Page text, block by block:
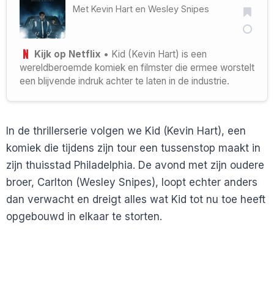
Met Kevin Hart en Wesley Snipes
Kijk op Netflix • Kid (Kevin Hart) is een
wereldberoemde komiek en filmster die ermee worstelt
een blijvende indruk achter te laten in de industrie.
In de thrillerserie volgen we Kid (Kevin Hart), een
komiek die tijdens zijn tour een tussenstop maakt in
zijn thuisstad Philadelphia. De avond met zijn oudere
broer, Carlton (Wesley Snipes), loopt echter anders
dan verwacht en dreigt alles wat Kid tot nu toe heeft
opgebouwd in elkaar te storten.